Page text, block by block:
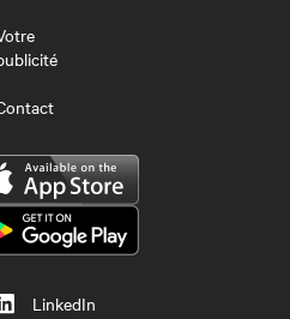
LinkedIn